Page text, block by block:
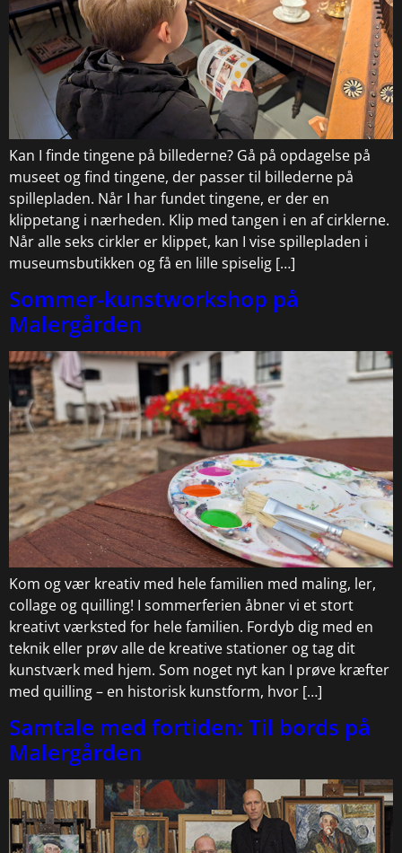
Kan I finde tingene på billederne? Gå på opdagelse på
museet og find tingene, der passer til billederne på
spillepladen. Når I har fundet tingene, er der en
klippetang i nærheden. Klip med tangen i en af cirklerne.
Når alle seks cirkler er klippet, kan I vise spillepladen i
museumsbutikken og få en lille spiselig […]
Sommer-kunstworkshop på
Malergården
Kom og vær kreativ med hele familien med maling, ler,
collage og quilling! I sommerferien åbner vi et stort
kreativt værksted for hele familien. Fordyb dig med en
teknik eller prøv alle de kreative stationer og tag dit
kunstværk med hjem. Som noget nyt kan I prøve kræfter
med quilling – en historisk kunstform, hvor […]
Samtale med fortiden: Til bords på
Malergården